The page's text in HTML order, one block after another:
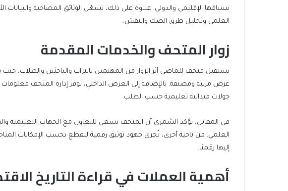
بسياقها الإقليمي والدولي. علاوة على ذلك، تسهّل الوثائق المصاحبة والبيانات
العلمي وتحليل طرق الصك والنقش.
زوار المتحف والخدمات المقدمة
يستقبل متحف للماضي أثر الزوار من المهتمين بالتراث والباحثين والطلاب،
عرض مرتبة ومصنفة. بالإضافة إلى العرض الداخلي، توفر إدارة المتحف معلومات
جولات ميدانية تعليمية حسب الطلب.
في المقابل، يؤكد الشمري أن المتحف يسعى للتعاون مع الجهات التعليمية
العلمي. من ناحية أخرى، تُجرى جهود توثيق رقمية للقطع بحسب الإمكانات
إليها رقميًا.
أهمية العملات في قراءة التاريخ